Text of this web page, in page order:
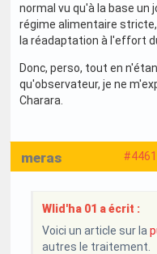
normal vu qu'à la base un
régime alimentaire
la réadaptation à l'effort
Donc, perso, tout en
qu'observateur, je ne
Charara.
#4461
meras
Wlid'ha 01 a écrit :
Voici un article sur la
autres le traitement.